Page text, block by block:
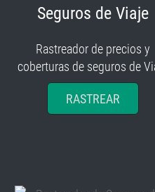
Seguros de Viaje
Rastreador de precios y
coberturas de seguros de
RASTREAR